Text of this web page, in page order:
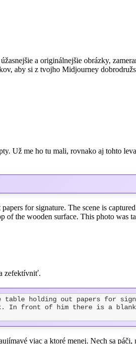
a originálnejšie obrázky,
aby si z tvojho Midjourney
Už me ho tu mali, rovnako aj tohto
for signature. The scene is
the wooden surface. This photo was
zefektívniť.
holding out papers for
In front of him there is a
viac a ktoré menej. Nech sa